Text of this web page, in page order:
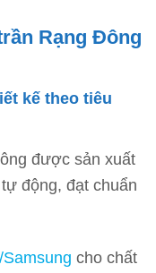
Rạng Đông
kế theo tiêu
được sản xuất
động, đạt chuẩn
cho chất